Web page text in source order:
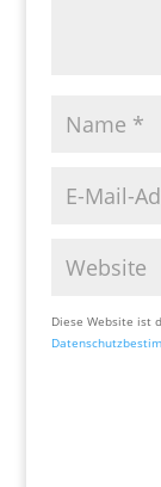
Diese Website ist